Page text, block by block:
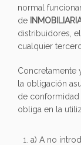
normal
de
distribuidores,
cualquier
Concretamente
la obligación
de conformidad
obliga en la
a) A no